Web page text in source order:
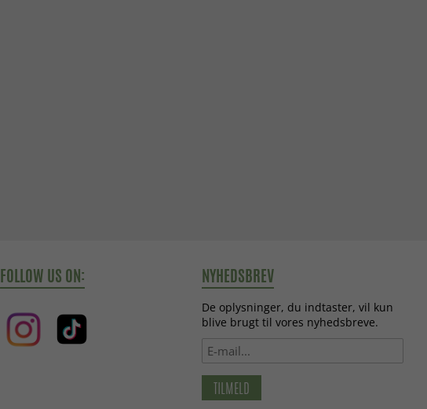
FOLLOW US ON: NYHEDSBREV
De oplysninger, du indtaster, vil kun
blive brugt til vores nyhedsbreve.
TILMELD